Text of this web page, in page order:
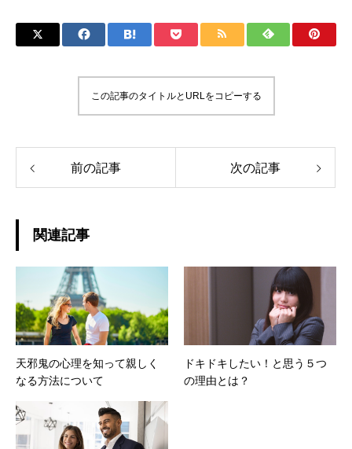
この記事のタイトルとURLをコピーする
前の記事 次の記事
関連記事
天邪鬼の心理を知って親しく
なる方法について
ドキドキしたい！と思う５つ
の理由とは？